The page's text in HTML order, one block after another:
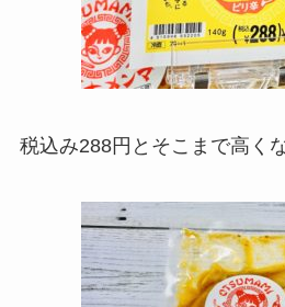
税込み288円とそこまで高く